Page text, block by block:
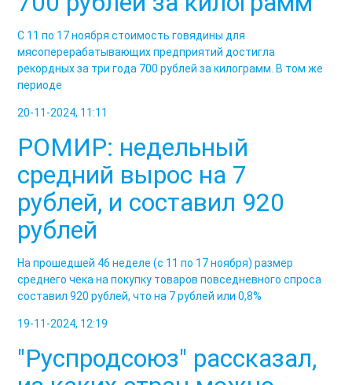
С 11 по 17 ноября стоимость говядины для
мясоперерабатывающих предприятий достигла
рекордных за три года 700 рублей за килограмм. В том же
периоде
20-11-2024, 11:11
РОМИР: недельный
средний вырос на 7
рублей, и составил 920
рублей
На прошедшей 46 неделе (с 11 по 17 ноября) размер
среднего чека на покупку товаров повседневного спроса
составил 920 рублей, что на 7 рублей или 0,8%
19-11-2024, 12:19
"Руспродсоюз" рассказал,